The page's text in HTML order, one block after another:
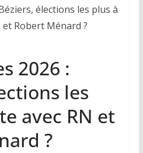
2026 :
les
avec RN et
?